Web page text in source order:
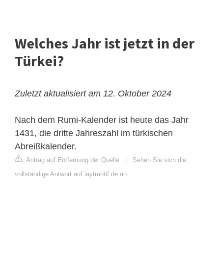
Welches Jahr ist jetzt in der
Türkei?
Zuletzt aktualisiert am 12. Oktober 2024
Nach dem Rumi-Kalender ist heute das Jahr
1431, die dritte Jahreszahl im türkischen
Abreißkalender.
Antrag auf Entfernung der Quelle
Sehen Sie sich die
vollständige Antwort auf laytmotif.de an